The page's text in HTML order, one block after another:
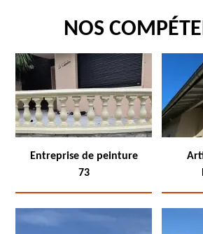
NOS
Entreprise de peinture
73